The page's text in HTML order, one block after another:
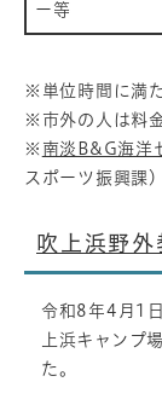
ー等
※単位時間に満
※市外の人は料
※ 南淡B&G海洋
スポーツ振興課)
吹上浜野
令和8年4月1
上浜キャンプ
た。